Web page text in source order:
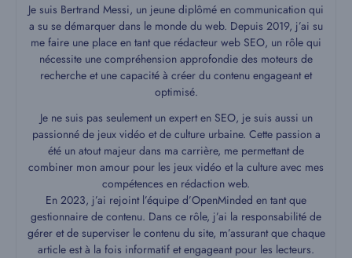
Je suis Bertrand Messi, un jeune diplômé en communication qui
a su se démarquer dans le monde du web. Depuis 2019, j’ai su
me faire une place en tant que rédacteur web SEO, un rôle qui
nécessite une compréhension approfondie des moteurs de
recherche et une capacité à créer du contenu engageant et
optimisé.
Je ne suis pas seulement un expert en SEO, je suis aussi un
passionné de jeux vidéo et de culture urbaine. Cette passion a
été un atout majeur dans ma carrière, me permettant de
combiner mon amour pour les jeux vidéo et la culture avec mes
compétences en rédaction web.
En 2023, j’ai rejoint l’équipe d’OpenMinded en tant que
gestionnaire de contenu. Dans ce rôle, j’ai la responsabilité de
gérer et de superviser le contenu du site, m’assurant que chaque
article est à la fois informatif et engageant pour les lecteurs.